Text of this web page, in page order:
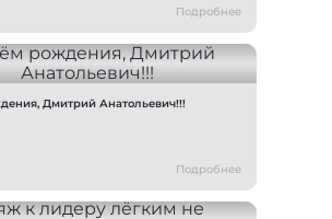
Подробнее
Дмитрий Анатольевич!!!
Подробнее